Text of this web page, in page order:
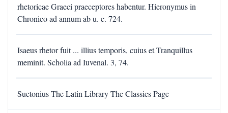
rhetoricae Graeci praeceptores habentur. Hieronymus in
Chronico ad annum ab u. c. 724.
Isaeus rhetor fuit ... illius temporis, cuius et Tranquillus
meminit. Scholia ad Iuvenal. 3, 74.
Suetonius The Latin Library The Classics Page